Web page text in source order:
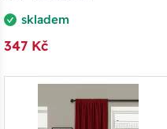
skladem
347 Kč